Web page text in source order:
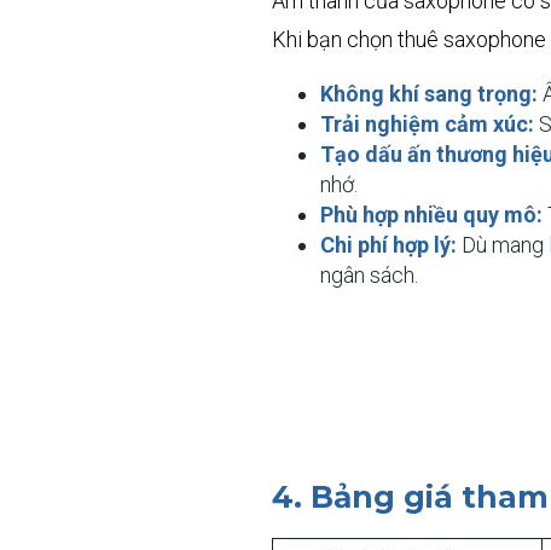
Khi bạn chọn thuê
Không khí sang trọng:
Trải nghiệm cảm xúc:
Tạo dấu ấn thương
nhớ.
Phù hợp nhiều quy mô:
Chi phí hợp lý: Dù
ngân sách.
4. Bảng giá